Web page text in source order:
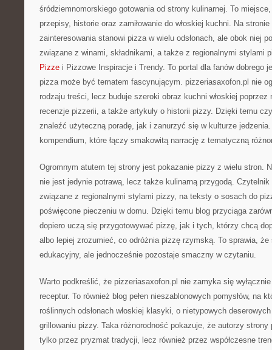
śródziemnomorskiego gotowania od strony kulinarnej. To
przepisy, historie oraz zamiłowanie do włoskiej kuchni. Na
zainteresowania stanowi pizza w wielu odsłonach, ale obok niej
związane z winami, składnikami, a także z regionalnymi stylami
Pizze i Pizzowe Inspiracje i Trendy. To portal dla fanów dobrego
pizza może być tematem fascynującym. pizzeriasaxofon.pl nie
rodzaju treści, lecz buduje szeroki obraz kuchni włoskiej poprzez
recenzje pizzerii, a także artykuły o historii pizzy. Dzięki temu
znaleźć użyteczną poradę, jak i zanurzyć się w kulturze
kompendium, które łączy smakowitą narrację z tematyczną
Ogromnym atutem tej strony jest pokazanie pizzy z wielu stron.
nie jest jedynie potrawą, lecz także kulinarną przygodą.
związane z regionalnymi stylami pizzy, na teksty o sosach do
poświęcone pieczeniu w domu. Dzięki temu blog przyciąga
dopiero uczą się przygotowywać pizzę, jak i tych, którzy chcą
albo lepiej zrozumieć, co odróżnia pizzę rzymską. To sprawia, że
edukacyjny, ale jednocześnie pozostaje smaczny w czytaniu.
Warto podkreślić, że pizzeriasaxofon.pl nie zamyka się
receptur. To również blog pełen nieszablonowych pomysłów, na
roślinnych odsłonach włoskiej klasyki, o nietypowych
grillowaniu pizzy. Taka różnorodność pokazuje, że autorzy strony
tylko przez pryzmat tradycji, lecz również przez współczesne